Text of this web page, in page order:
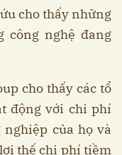
cho thấy những
công nghệ đang
cho thấy các tổ
động với chi phí
của họ và
thế chi phí tiềm